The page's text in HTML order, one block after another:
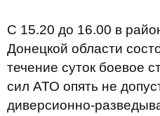
С 15.20 до 16.00 в
Донецкой области
течение суток боевое
сил АТО опять не
диверсионно-